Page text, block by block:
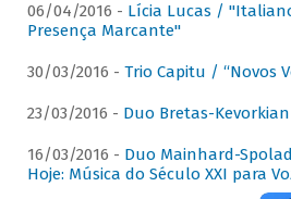
06/04/2016 - Lícia Lucas /
Presença Marcante"
30/03/2016 - Trio Capitu / “Novos
23/03/2016 - Duo Bretas-
16/03/2016 - Duo Mainhard-
Hoje: Música do Século XXI para